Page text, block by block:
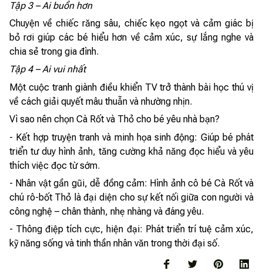
Tập 3 – Ai buồn hơn
Chuyện về chiếc răng sâu, chiếc kẹo ngọt và cảm giác bị
bỏ rơi giúp các bé hiểu hơn về cảm xúc, sự lắng nghe và
chia sẻ trong gia đình.
Tập 4 – Ai vui nhất
Một cuộc tranh giành điều khiển TV trở thành bài học thú vị
về cách giải quyết mâu thuẫn và nhường nhịn.
Vì sao nên chọn Cà Rốt và Thỏ cho bé yêu nhà bạn?
- Kết hợp truyện tranh và minh họa sinh động: Giúp bé phát
triển tư duy hình ảnh, tăng cường khả năng đọc hiểu và yêu
thích việc đọc từ sớm.
- Nhân vật gần gũi, dễ đồng cảm: Hình ảnh cô bé Cà Rốt và
chú rô-bốt Thỏ là đại diện cho sự kết nối giữa con người và
công nghệ – chân thành, nhẹ nhàng và đáng yêu.
- Thông điệp tích cực, hiện đại: Phát triển trí tuệ cảm xúc,
kỹ năng sống và tinh thần nhân văn trong thời đại số.